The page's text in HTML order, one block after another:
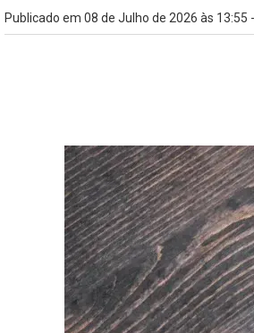
Publicado em 08 de Julho de 2026 às